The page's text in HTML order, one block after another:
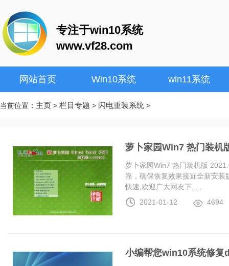
专注于win10系统
www.vf28.com
网站首页 Win10系统 win11系统
当前位置： 主页 > 栏目专题 > 闪电重装系统 >
萝卜家园Win7 热门装机
萝卜家园Win7 热门装机版
靠，确保恢复效果接近全新安
快速,欢迎广大网友下.....
2021-01-12
4694
小编帮您win10系统修复